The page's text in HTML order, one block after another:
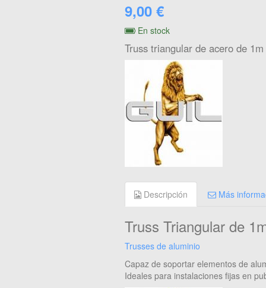
9,00 €
En stock
Truss triangular de acero de
Descripción Más
Truss Triangular de
Trusses de aluminio
Capaz de soportar elementos de
Ideales para instalaciones fijas en